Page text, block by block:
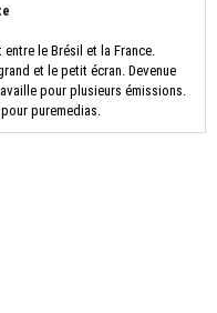
le Brésil et la France.
et le petit écran. Devenue
pour plusieurs émissions.
puremedias.